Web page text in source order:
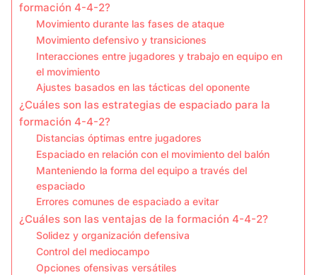
formación 4-4-2?
Movimiento durante las fases de ataque
Movimiento defensivo y transiciones
Interacciones entre jugadores y trabajo en equipo en
el movimiento
Ajustes basados en las tácticas del oponente
¿Cuáles son las estrategias de espaciado para la
formación 4-4-2?
Distancias óptimas entre jugadores
Espaciado en relación con el movimiento del balón
Manteniendo la forma del equipo a través del
espaciado
Errores comunes de espaciado a evitar
¿Cuáles son las ventajas de la formación 4-4-2?
Solidez y organización defensiva
Control del mediocampo
Opciones ofensivas versátiles